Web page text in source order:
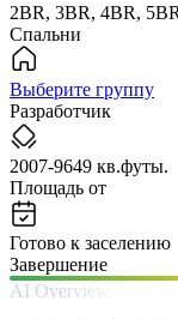
2BR, 3BR, 4BR, 5BR
Спальни
Выберите группу
Разработчик
2007-9649 кв.футы.
Площадь от
Готово к заселению
Завершение
AI Overview